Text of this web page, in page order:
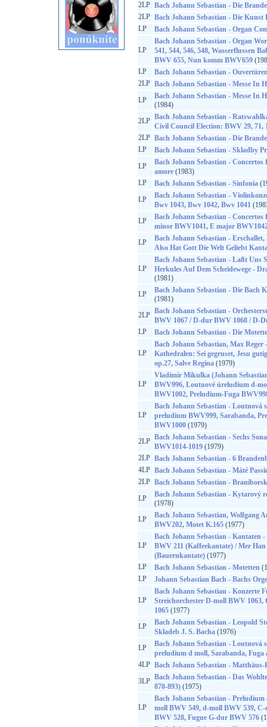
2LP Bach Johann Sebastian - Die
2LP Bach Johann Sebastian - Die Kunst
LP
Bach Johann Sebastian - Organ
LP
Bach Johann Sebastian - Organ
541, 544, 546, 548, Wasserflussen
BWV 655, Nun komm BWV659
LP
Bach Johann Sebastian -
2LP Bach Johann Sebastian - Messe In
LP
Bach Johann Sebastian - Messe In
(1984)
2LP Bach Johann Sebastian -
Civil Council Election: BWV 29, 71,
2LP Bach Johann Sebastian - Die
LP
Bach Johann Sebastian - Skladby
LP
Bach Johann Sebastian - Concertos
amore(1983)
LP
Bach Johann Sebastian - Sinfonia
LP
Bach Johann Sebastian -
Bwv 1043, Bwv 1042, Bwv 1041
LP
Bach Johann Sebastian -
minor BWV1041, E major
LP
Bach Johann Sebastian -
Also Hat Gott Die Welt Geliebt
LP
Bach Johann Sebastian - Laßt Uns
Herkules Auf Dem Scheidewege -
(1981)
LP
Bach Johann Sebastian - Die Bach
(1981)
2LP Bach Johann Sebastian -
BWV 1067 / D-dur BWV 1068 / D-
LP
Bach Johann Sebastian - Die
LP
Bach Johann Sebastian, Max Reger
Kathedralen: Sei gegruset, Jesu
op.27, Salve Regina(1979)
LP
Vladimír Mikulka (Johann
BWV996, Loutnové úreludium d-
BWV1002, Preludium-Fuga
LP
Bach Johann Sebastian - Loutnová
preludium BWV999, Sarabanda,
BWV1000(1979)
2LP Bach Johann Sebastian - Sechs
BWV1014-1019(1979)
2LP Bach Johann Sebastian - 6
4LP Bach Johann Sebastian - Máté
2LP Bach Johann Sebastian -
LP
Bach Johann Sebastian - Kytarový
(1978)
LP
Bach Johann Sebastian, Wolfgang
BWV202, Motet K.165(1977)
LP
Bach Johann Sebastian - Kantaten
BWV 211 (Kaffeekantate) / Mer
(Bauernkantate)(1977)
LP
Bach Johann Sebastian - Motetten
LP
Johann Sebastian Bach - Bachs
LP
Bach Johann Sebastian - Konzerte
Streichorchester D-moll BWV
1065(1977)
LP
Bach Johann Sebastian - Leopold
Skladeb J. S. Bacha(1976)
LP
Bach Johann Sebastian - Loutnová
preludium d moll, Sarabanda, Fuga
4LP Bach Johann Sebastian - Matthäus-
3LP Bach Johann Sebastian - Das
870-893)(1975)
LP
Bach Johann Sebastian -
moll BWV 549, d-moll BWV 539,
BWV 528, Fugue G-dur BWV 576